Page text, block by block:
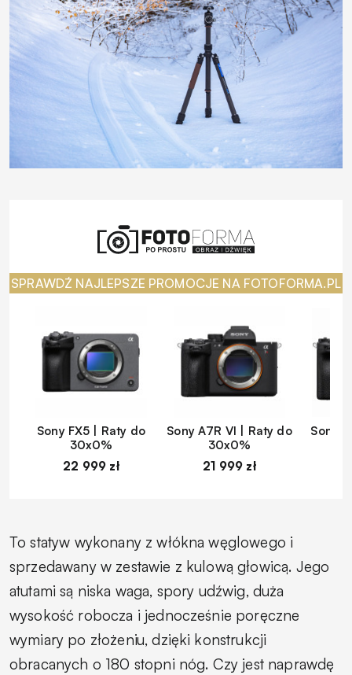
SPRAWDŹ NAJLEPSZE PROMOCJE NA FOTOFORMA.PL
Sony FX5 | Raty do
30x0%
22 999 zł
Sony A7R VI | Raty do
30x0%
21 999 zł
Sony
To statyw wykonany z włókna węglowego i
sprzedawany w zestawie z kulową głowicą. Jego
atutami są niska waga, spory udźwig, duża
wysokość robocza i jednocześnie poręczne
wymiary po złożeniu, dzięki konstrukcji
obracanych o 180 stopni nóg. Czy jest naprawdę